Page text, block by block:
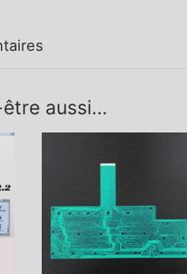
aussi…